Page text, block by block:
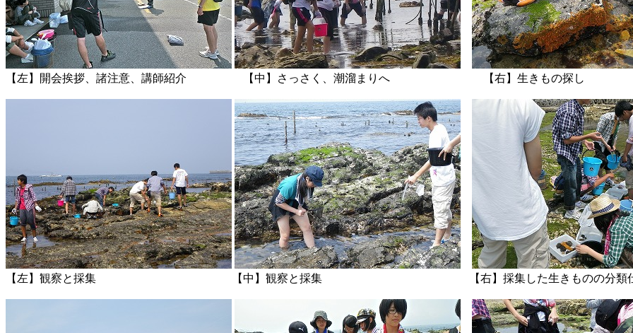
【左】開会挨拶、諸注意、講師紹介 【中】さっさく、潮溜まりへ 【右】生きもの探し
【左】観察と採集 【中】観察と採集 【右】採集した生きものの分類仕